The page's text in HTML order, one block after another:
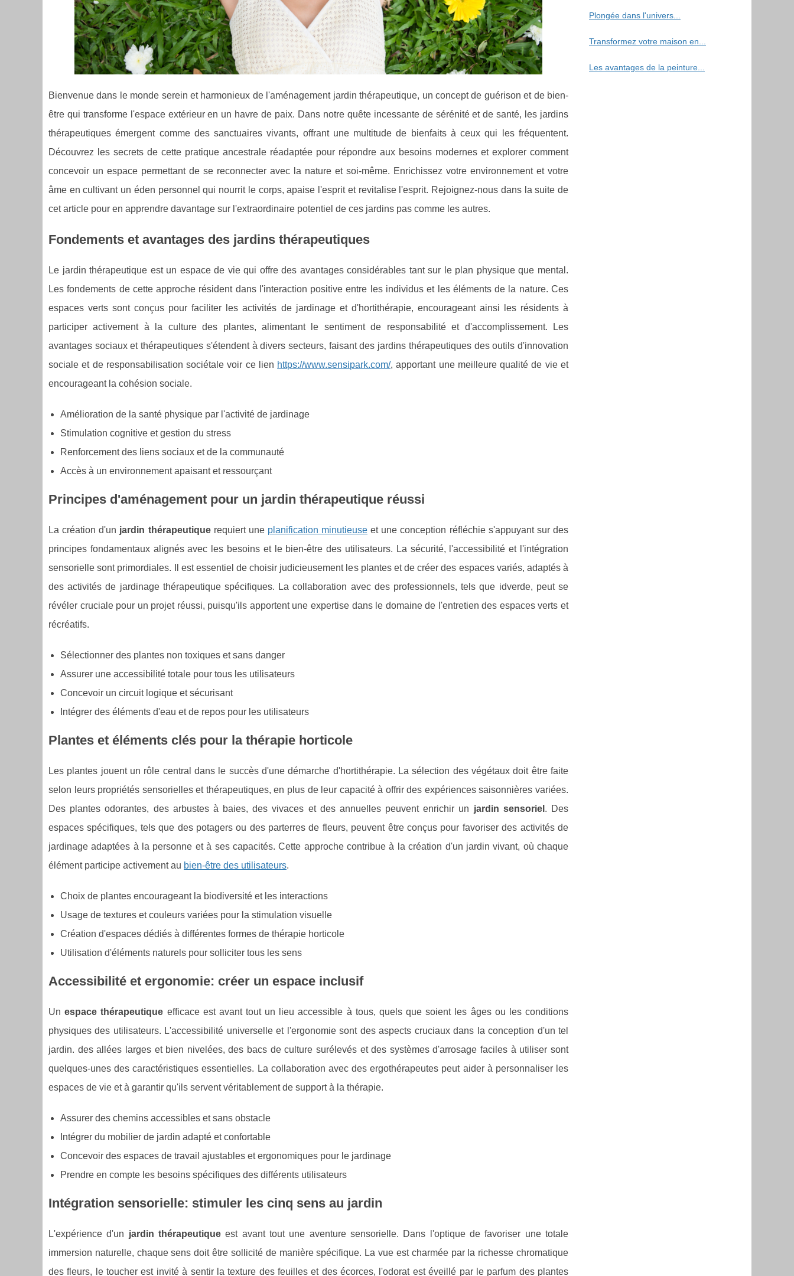
Bienvenue dans le monde serein et harmonieux de l'aménagement jardin thérapeutique, un concept de guérison et de bien-
être qui transforme l'espace extérieur en un havre de paix. Dans notre quête incessante de sérénité et de santé, les jardins
thérapeutiques émergent comme des sanctuaires vivants, offrant une multitude de bienfaits à ceux qui les fréquentent.
Découvrez les secrets de cette pratique ancestrale réadaptée pour répondre aux besoins modernes et explorer comment
concevoir un espace permettant de se reconnecter avec la nature et soi-même. Enrichissez votre environnement et votre
âme en cultivant un éden personnel qui nourrit le corps, apaise l'esprit et revitalise l'esprit. Rejoignez-nous dans la suite de
cet article pour en apprendre davantage sur l'extraordinaire potentiel de ces jardins pas comme les autres.
Fondements et avantages des jardins thérapeutiques
Le jardin thérapeutique est un espace de vie qui offre des avantages considérables tant sur le plan physique que mental.
Les fondements de cette approche résident dans l'interaction positive entre les individus et les éléments de la nature. Ces
espaces verts sont conçus pour faciliter les activités de jardinage et d'hortithérapie, encourageant ainsi les résidents à
participer activement à la culture des plantes, alimentant le sentiment de responsabilité et d'accomplissement. Les
avantages sociaux et thérapeutiques s'étendent à divers secteurs, faisant des jardins thérapeutiques des outils d'innovation
sociale et de responsabilisation sociétale voir ce lien https://www.sensipark.com/, apportant une meilleure qualité de vie et
encourageant la cohésion sociale.
Amélioration de la santé physique par l'activité de jardinage
Stimulation cognitive et gestion du stress
Renforcement des liens sociaux et de la communauté
Accès à un environnement apaisant et ressourçant
Principes d'aménagement pour un jardin thérapeutique réussi
La création d'un jardin thérapeutiquerequiert une planification minutieuse et une conception réfléchie s'appuyant sur des
principes fondamentaux alignés avec les besoins et le bien-être des utilisateurs. La sécurité, l'accessibilité et l'intégration
sensorielle sont primordiales. Il est essentiel de choisir judicieusement les plantes et de créer des espaces variés, adaptés à
des activités de jardinage thérapeutique spécifiques. La collaboration avec des professionnels, tels que idverde, peut se
révéler cruciale pour un projet réussi, puisqu'ils apportent une expertise dans le domaine de l'entretien des espaces verts et
récréatifs.
Sélectionner des plantes non toxiques et sans danger
Assurer une accessibilité totale pour tous les utilisateurs
Concevoir un circuit logique et sécurisant
Intégrer des éléments d'eau et de repos pour les utilisateurs
Plantes et éléments clés pour la thérapie horticole
Les plantes jouent un rôle central dans le succès d'une démarche d'hortithérapie. La sélection des végétaux doit être faite
selon leurs propriétés sensorielles et thérapeutiques, en plus de leur capacité à offrir des expériences saisonnières variées.
Des plantes odorantes, des arbustes à baies, des vivaces et des annuelles peuvent enrichir un jardin sensoriel . Des
espaces spécifiques, tels que des potagers ou des parterres de fleurs, peuvent être conçus pour favoriser des activités de
jardinage adaptées à la personne et à ses capacités. Cette approche contribue à la création d'un jardin vivant, où chaque
élément participe activement au bien-être des utilisateurs.
Choix de plantes encourageant la biodiversité et les interactions
Usage de textures et couleurs variées pour la stimulation visuelle
Création d'espaces dédiés à différentes formes de thérapie horticole
Utilisation d'éléments naturels pour solliciter tous les sens
Accessibilité et ergonomie: créer un espace inclusif
Unespace thérapeutique efficace est avant tout un lieu accessible à tous, quels que soient les âges ou les conditions
physiques des utilisateurs. L'accessibilité universelle et l'ergonomie sont des aspects cruciaux dans la conception d'un tel
jardin. des allées larges et bien nivelées, des bacs de culture surélevés et des systèmes d'arrosage faciles à utiliser sont
quelques-unes des caractéristiques essentielles. La collaboration avec des ergothérapeutes peut aider à personnaliser les
espaces de vie et à garantir qu'ils servent véritablement de support à la thérapie.
Assurer des chemins accessibles et sans obstacle
Intégrer du mobilier de jardin adapté et confortable
Concevoir des espaces de travail ajustables et ergonomiques pour le jardinage
Prendre en compte les besoins spécifiques des différents utilisateurs
Intégration sensorielle: stimuler les cinq sens au jardin
L'expérience d'un jardin thérapeutique est avant tout une aventure sensorielle. Dans l'optique de favoriser une totale
immersion naturelle, chaque sens doit être sollicité de manière spécifique. La vue est charmée par la richesse chromatique
des fleurs, le toucher est invité à sentir la texture des feuilles et des écorces, l'odorat est éveillé par le parfum des plantes
Plongée dans l'univers...
Transformez votre maison en...
Les avantages de la peinture...